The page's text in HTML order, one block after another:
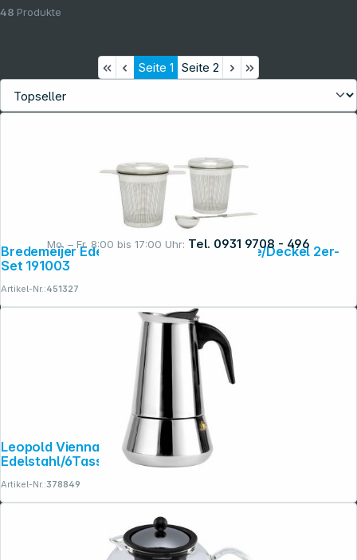
Mo. – Fr. 8:00 bis 17:00 Uhr: Tel. 0931 9708 - 496
48 Produkte
Seite 1 Seite 2
Bredemeijer Edelstahlteefilter mit Ablage/Deckel 2er-
Set 191003
Artikel-Nr.:451327
Leopold Vienna Espressokocher Trevi
Edelstahl/6Tassen LV113003
Artikel-Nr.:378849
Rechtliches